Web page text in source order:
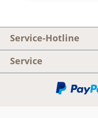
Service-Hotline
Service